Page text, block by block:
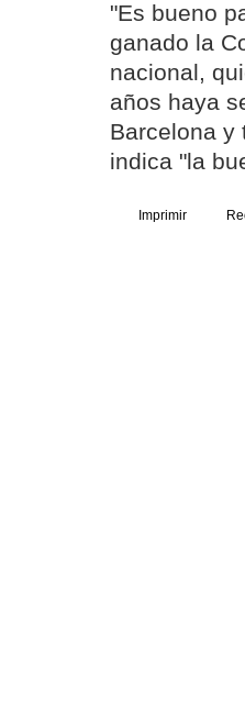
"Es bueno
ganado la
nacional,
años haya
Barcelona y
indica "la
Imprimir